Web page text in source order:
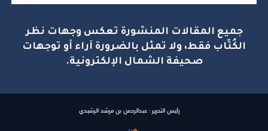
جميع المقالات المنشورة تعكس وجهات نظر
الكُتّاب فقط، ولا تمثل بالضرورة آراء أو توجهات
صحيفة الشمال الإلكترونية.
رئيس التحرير : عبدالرحمن بن مرشد الرشيدي